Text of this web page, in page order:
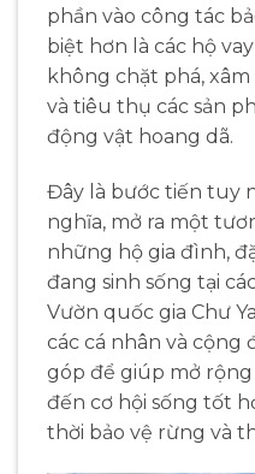
phần vào công tác
biệt hơn là các hộ
không chặt phá,
và tiêu thụ các sản
động vật hoang dã.
Đây là bước tiến tuy
nghĩa, mở ra một
những hộ gia đình,
đang sinh sống tại
Vườn quốc gia Chư
các cá nhân và
góp để giúp mở
đến cơ hội sống tốt
thời bảo vệ rừng và